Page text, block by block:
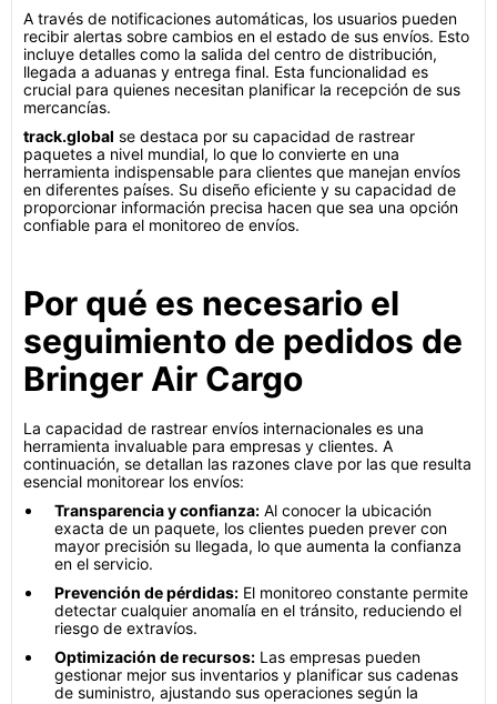
A través de notificaciones automáticas, los usuarios pueden
recibir alertas sobre cambios en el estado de sus envíos. Esto
incluye detalles como la salida del centro de distribución,
llegada a aduanas y entrega final. Esta funcionalidad es
crucial para quienes necesitan planificar la recepción de sus
mercancías.
track.global se destaca por su capacidad de rastrear
paquetes a nivel mundial, lo que lo convierte en una
herramienta indispensable para clientes que manejan envíos
en diferentes países. Su diseño eficiente y su capacidad de
proporcionar información precisa hacen que sea una opción
confiable para el monitoreo de envíos.
Por qué es necesario el
seguimiento de pedidos de
Bringer Air Cargo
La capacidad de rastrear envíos internacionales es una
herramienta invaluable para empresas y clientes. A
continuación, se detallan las razones clave por las que resulta
esencial monitorear los envíos:
Transparencia y confianza: Al conocer la ubicación
exacta de un paquete, los clientes pueden prever con
mayor precisión su llegada, lo que aumenta la confianza
en el servicio.
Prevención de pérdidas: El monitoreo constante permite
detectar cualquier anomalía en el tránsito, reduciendo el
riesgo de extravíos.
Optimización de recursos: Las empresas pueden
gestionar mejor sus inventarios y planificar sus cadenas
de suministro, ajustando sus operaciones según la